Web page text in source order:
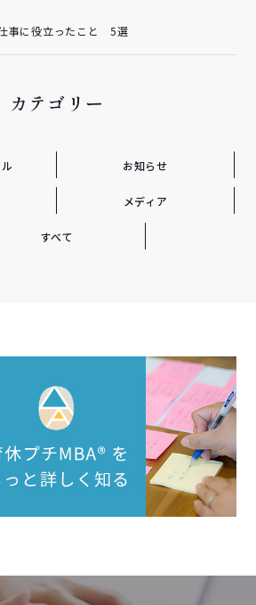
仕事に役立ったこと 5選
カテゴリー
お知らせ
メディア
すべて